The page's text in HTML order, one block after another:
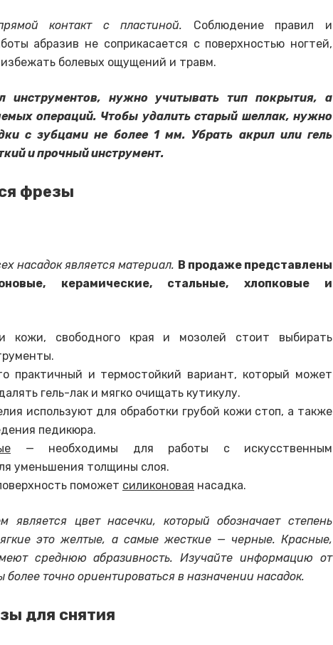
контакт с пластиной. Соблюдение правил и
абразив не соприкасается с поверхностью ногтей,
избежать болевых ощущений и травм.
инструментов, нужно учитывать тип покрытия, а
операций. Чтобы удалить старый шеллак, нужно
с зубцами не более 1 мм. Убрать акрил или гель
и прочный инструмент.
фрезы
насадок является материал. В продаже представлены
керамические, стальные, хлопковые и
кожи, свободного края и мозолей стоит выбирать
практичный и термостойкий вариант, который может
гель-лак и мягко очищать кутикулу.
используют для обработки грубой кожи стоп, а также
педикюра.
— необходимы для работы с искусственным
уменьшения толщины слоя.
поможет силиконовая насадка.
является цвет насечки, который обозначает степень
это желтые, а самые жесткие — черные. Красные,
среднюю абразивность. Изучайте информацию от
более точно ориентироваться в назначении насадок.
для снятия